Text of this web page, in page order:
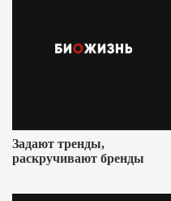
Задают тренды,
раскручивают бренды